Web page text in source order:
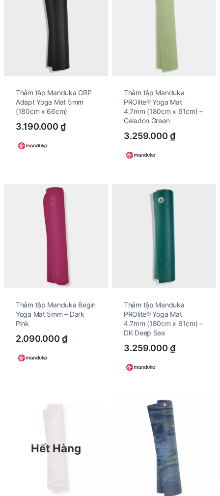
Thảm tập Manduka GRP
Adapt Yoga Mat 5mm
(180cm x 66cm)
3.190.000 ₫
Thảm tập Manduka
PROlite® Yoga Mat
4.7mm (180cm x 61cm) –
Celadon Green
3.259.000 ₫
Thảm tập Manduka Begin
Yoga Mat 5mm – Dark
Pink
2.090.000 ₫
Thảm tập Manduka
PROlite® Yoga Mat
4.7mm (180cm x 61cm) –
DK Deep Sea
3.259.000 ₫
Hết Hàng